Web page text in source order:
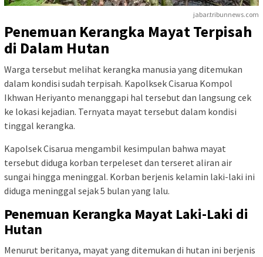
jabar.tribunnews.com
Penemuan Kerangka Mayat Terpisah
di Dalam Hutan
Warga tersebut melihat kerangka manusia yang ditemukan
dalam kondisi sudah terpisah. Kapolksek Cisarua Kompol
Ikhwan Heriyanto menanggapi hal tersebut dan langsung cek
ke lokasi kejadian. Ternyata mayat tersebut dalam kondisi
tinggal kerangka.
Kapolsek Cisarua mengambil kesimpulan bahwa mayat
tersebut diduga korban terpeleset dan terseret aliran air
sungai hingga meninggal. Korban berjenis kelamin laki-laki ini
diduga meninggal sejak 5 bulan yang lalu.
Penemuan Kerangka Mayat Laki-Laki di
Hutan
Menurut beritanya, mayat yang ditemukan di hutan ini berjenis